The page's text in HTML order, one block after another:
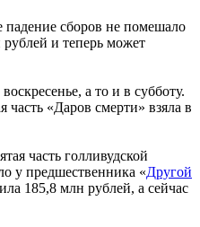
падение сборов не помешало
и теперь может
а то и в субботу.
«Даров смерти» взяла в
часть голливудской
у предшественника «Другой
185,8 млн рублей, а сейчас